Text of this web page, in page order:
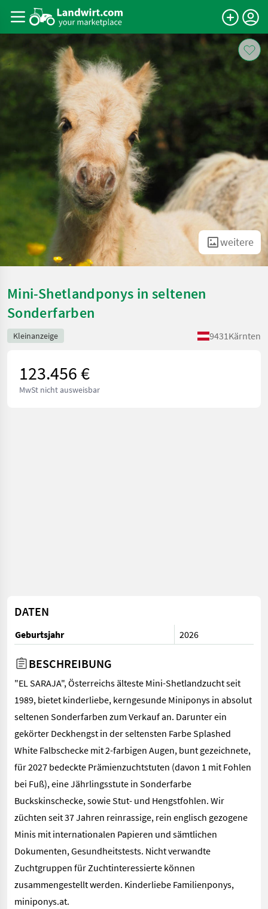
weitere
Mini-Shetlandponys in seltenen
Sonderfarben
Kleinanzeige 9431Kärnten
123.456 €
MwSt nicht ausweisbar
DATEN
Geburtsjahr 2026
BESCHREIBUNG
"EL SARAJA", Österreichs älteste Mini-Shetlandzucht seit
1989, bietet kinderliebe, kerngesunde Miniponys in absolut
seltenen Sonderfarben zum Verkauf an. Darunter ein
gekörter Deckhengst in der seltensten Farbe Splashed
White Falbschecke mit 2-farbigen Augen, bunt gezeichnete,
für 2027 bedeckte Prämienzuchtstuten (davon 1 mit Fohlen
bei Fuß), eine Jährlingsstute in Sonderfarbe
Buckskinschecke, sowie Stut- und Hengstfohlen. Wir
züchten seit 37 Jahren reinrassige, rein englisch gezogene
Minis mit internationalen Papieren und sämtlichen
Dokumenten, Gesundheitstests. Nicht verwandte
Zuchtgruppen für Zuchtinteressierte können
zusammengestellt werden. Kinderliebe Familienponys,
miniponys.at.